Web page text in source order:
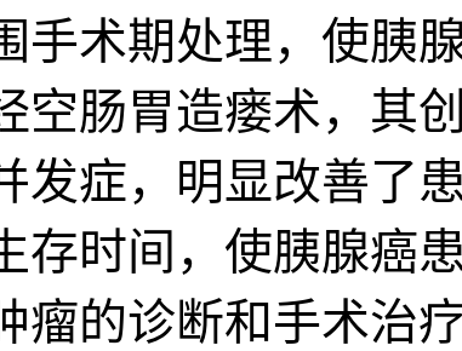
手术期处理，使胰
空肠胃造瘘术，其
发症，明显改善了
存时间，使胰腺癌
的诊断和手术治